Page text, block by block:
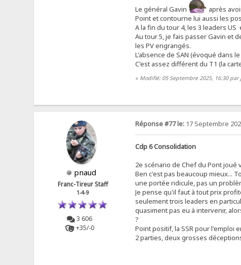
Le général Gavin
après
Point et contourne lui aussi les
A la fin du tour 4, les 3 leaders
Au tour 5, je fais passer Gavin et
les PV engrangés.
L'absence de SAN (évoqué dans
C'est assez différent du T1 (la
« Modifié: 05 Septembre 2025, 16:30 par
pnaud
Franc-Tireur Staff
1-4-9
3 606
+35/-0
Réponse #77 le:17 Septembre
Cdp 6 Consolidation
2e scénario de Chef du Pont joué
Ben c'est pas beaucoup mieux...
une portée ridicule, pas un
Je pense qu'il faut à tout prix
seulement trois leaders en
quasiment pas eu à intervenir,
?
Point positif, la SSR pour l'emploi
2 parties, deux grosses